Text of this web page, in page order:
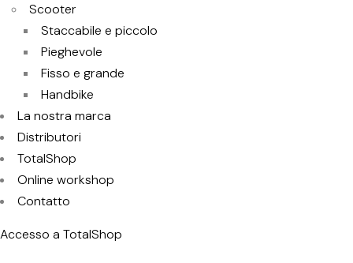
Scooter
Staccabile e piccolo
Pieghevole
Fisso e grande
Handbike
La nostra marca
Distributori
TotalShop
Online workshop
Contatto
Accesso a TotalShop